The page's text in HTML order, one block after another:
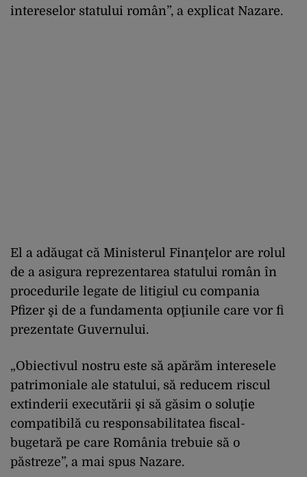
intereselor statului român”, a explicat Nazare.
El a adăugat că Ministerul Finanţelor are rolul
de a asigura reprezentarea statului român în
procedurile legate de litigiul cu compania
Pfizer şi de a fundamenta opţiunile care vor fi
prezentate Guvernului.
„Obiectivul nostru este să apărăm interesele
patrimoniale ale statului, să reducem riscul
extinderii executării şi să găsim o soluţie
compatibilă cu responsabilitatea fiscal-
bugetară pe care România trebuie să o
păstreze”, a mai spus Nazare.